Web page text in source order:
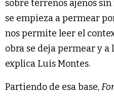
sobre terrenos ajenos
se empieza a permear
nos permite leer el
obra se deja permear y a
explica Luis Montes.
Partiendo de esa base,